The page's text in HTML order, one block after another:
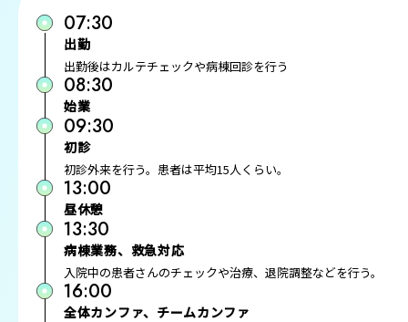
07:30
出勤
出勤後はカルテチェックや病棟回診を行う
08:30
始業
09:30
初診
初診外来を行う。患者は平均15人くらい。
13:00
昼休憩
13:30
病棟業務、救急対応
入院中の患者さんのチェックや治療、退院調整などを行う。
16:00
全体カンファ、チームカンファ